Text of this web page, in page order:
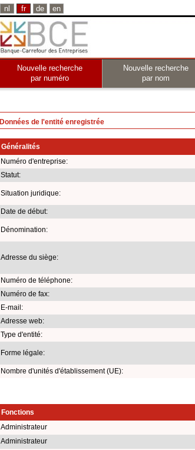
nl fr de en
Nouvelle recherche
par numéro
Nouvelle recherche
par nom
Données de l'entité enregistrée
Généralités
Numéro d'entreprise:
Statut:
Situation juridique:
Date de début:
Dénomination:
Adresse du siège:
Numéro de téléphone:
Numéro de fax:
E-mail:
Adresse web:
Type d'entité:
Forme légale:
Nombre d'unités d'établissement (UE):
Fonctions
Administrateur
Administrateur